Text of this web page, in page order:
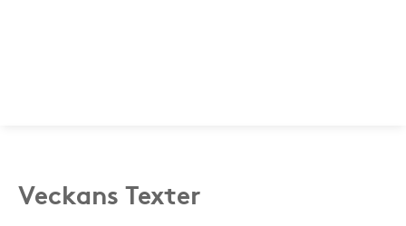
Veckans Texter